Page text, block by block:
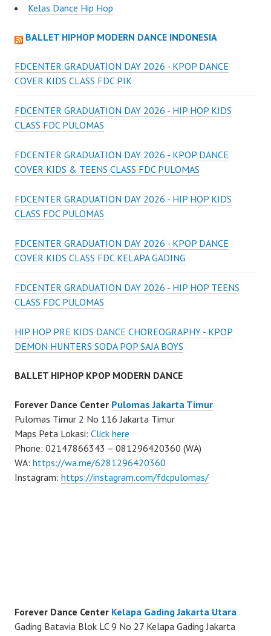
Kelas Dance Hip Hop
BALLET HIPHOP MODERN DANCE INDONESIA
FDCENTER GRADUATION DAY 2026 - KPOP DANCE
COVER KIDS CLASS FDC PIK
FDCENTER GRADUATION DAY 2026 - HIP HOP KIDS
CLASS FDC PULOMAS
FDCENTER GRADUATION DAY 2026 - KPOP DANCE
COVER KIDS & TEENS CLASS FDC PULOMAS
FDCENTER GRADUATION DAY 2026 - HIP HOP KIDS
CLASS FDC PULOMAS
FDCENTER GRADUATION DAY 2026 - KPOP DANCE
COVER KIDS CLASS FDC KELAPA GADING
FDCENTER GRADUATION DAY 2026 - HIP HOP TEENS
CLASS FDC PULOMAS
HIP HOP PRE KIDS DANCE CHOREOGRAPHY - KPOP
DEMON HUNTERS SODA POP SAJA BOYS
BALLET HIPHOP KPOP MODERN DANCE
Forever Dance Center Pulomas Jakarta Timur
Pulomas Timur 2 No 116 Jakarta Timur
Maps Peta Lokasi: Click here
Phone: 02147866343 – 081296420360 (WA)
WA: https://wa.me/6281296420360
Instagram: https://instagram.com/fdcpulomas/
Forever Dance Center Kelapa Gading Jakarta Utara
Gading Batavia Blok LC 9 No 27 Kelapa Gading Jakarta